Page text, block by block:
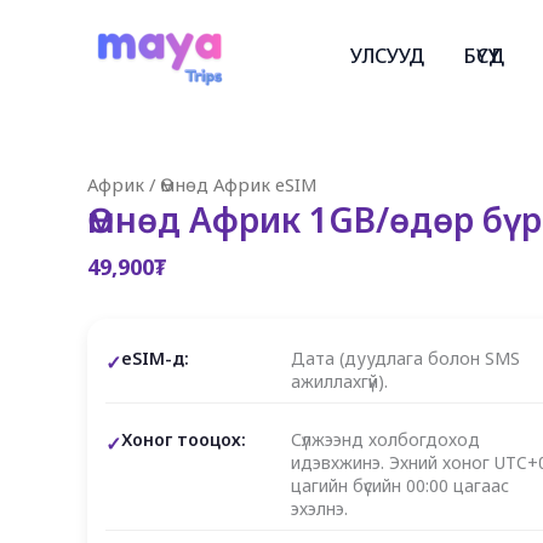
УЛСУУД БҮСҮҮД
Африк / Өмнөд Африк eSIM
Өмнөд Африк 1GB/өдөр
49,900₮
eSIM-д:
Дата (дуудлага болон SMS
ажиллахгүй).
Хоног тооцох:
Сүлжээнд холбогдоход
идэвхжинэ. Эхний хоног
цагийн бүсийн 00:00 цагаас
эхэлнэ.